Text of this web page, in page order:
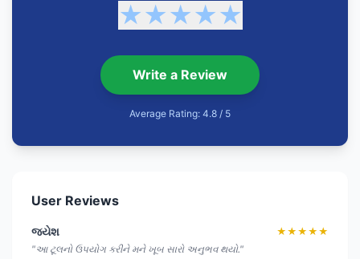
★★★★★
Write a Review
Average Rating: 4.8 / 5
User Reviews
જયેશ
★★★★★
"આ ટૂલનો ઉપયોગ કરીને મને ખૂબ સારો અનુભવ થયો."